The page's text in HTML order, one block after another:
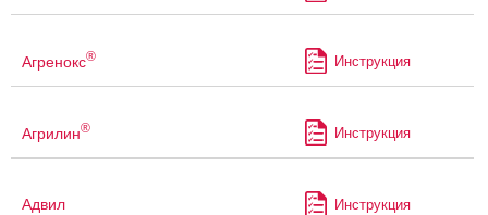
Агренокс® Инструкция
Агрилин® Инструкция
Адвил Инструкция